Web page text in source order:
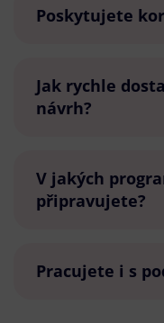
Poskytujete
Jak rychle
návrh?
V jakých
připravujete?
Pracujete i s